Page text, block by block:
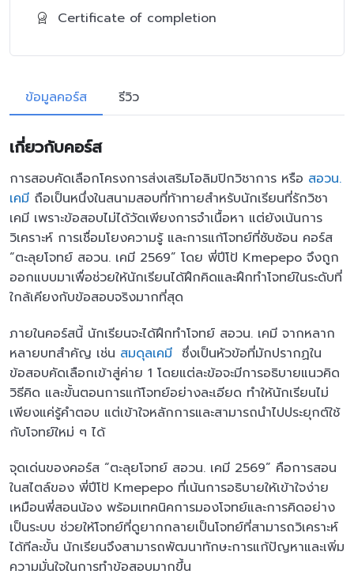
Certificate of completion
ข้อมูลคอร์ส รีวิว
เกี่ยวกับคอร์ส
การสอบคัดเลือกโครงการส่งเสริมโอลิมปิกวิชาการ หรือ สอวน.
เคมี ถือเป็นหนึ่งในสนามสอบที่ท้าทายสำหรับนักเรียนที่รักวิชา
เคมี เพราะข้อสอบไม่ได้วัดเพียงการจำเนื้อหา แต่ยังเน้นการ
วิเคราะห์ การเชื่อมโยงความรู้ และการแก้โจทย์ที่ซับซ้อน คอร์ส
“ตะลุยโจทย์ สอวน. เคมี 2569” โดย พี่ปีโป้ Kmepepo จึงถูก
ออกแบบมาเพื่อช่วยให้นักเรียนได้ฝึกคิดและฝึกทำโจทย์ในระดับที่
ใกล้เคียงกับข้อสอบจริงมากที่สุด
ภายในคอร์สนี้ นักเรียนจะได้ฝึกทำโจทย์ สอวน. เคมี จากหลาก
หลายบทสำคัญ เช่น สมดุลเคมี ซึ่งเป็นหัวข้อที่มักปรากฏใน
ข้อสอบคัดเลือกเข้าสู่ค่าย 1 โดยแต่ละข้อจะมีการอธิบายแนวคิด
วิธีคิด และขั้นตอนการแก้โจทย์อย่างละเอียด ทำให้นักเรียนไม่
เพียงแค่รู้คำตอบ แต่เข้าใจหลักการและสามารถนำไปประยุกต์ใช้
กับโจทย์ใหม่ ๆ ได้
จุดเด่นของคอร์ส “ตะลุยโจทย์ สอวน. เคมี 2569” คือการสอน
ในสไตล์ของ พี่ปีโป้ Kmepepo ที่เน้นการอธิบายให้เข้าใจง่าย
เหมือนพี่สอนน้อง พร้อมเทคนิคการมองโจทย์และการคิดอย่าง
เป็นระบบ ช่วยให้โจทย์ที่ดูยากกลายเป็นโจทย์ที่สามารถวิเคราะห์
ได้ทีละขั้น นักเรียนจึงสามารถพัฒนาทักษะการแก้ปัญหาและเพิ่ม
ความมั่นใจในการทำข้อสอบมากขึ้น